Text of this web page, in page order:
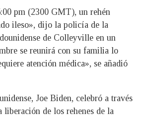
pm (2300 GMT), un rehén
ileso», dijo la policía de la
de Colleyville en un
se reunirá con su familia lo
atención médica», se añadió
Joe Biden, celebró a través
liberación de los rehenes de la